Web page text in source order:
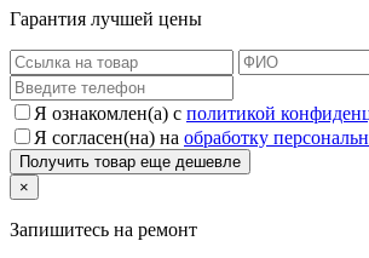
Гарантия лучшей цены
Я ознакомлен(а) с политикой
Я согласен(на) на обработку
×
Запишитесь на ремонт